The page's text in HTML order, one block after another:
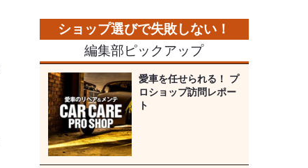
編集部ピックアップ
愛車を任せられる！ プ
ロショップ訪問レポー
ト